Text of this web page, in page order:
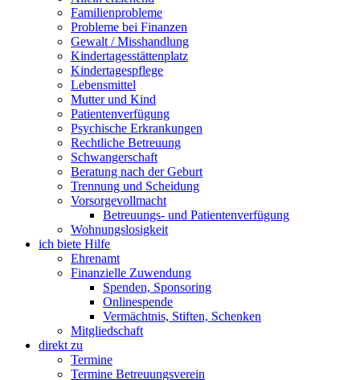
Familienprobleme
Probleme bei Finanzen
Gewalt / Misshandlung
Kindertagesstättenplatz
Kindertagespflege
Lebensmittel
Mutter und Kind
Patientenverfügung
Psychische Erkrankungen
Rechtliche Betreuung
Schwangerschaft
Beratung nach der Geburt
Trennung und Scheidung
Vorsorgevollmacht
Betreuungs- und Patientenverfügung
Wohnungslosigkeit
ich biete Hilfe
Ehrenamt
Finanzielle Zuwendung
Spenden, Sponsoring
Onlinespende
Vermächtnis, Stiften, Schenken
Mitgliedschaft
direkt zu
Termine
Termine Betreuungsverein